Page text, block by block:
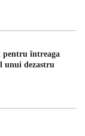
pentru întreaga
unui dezastru